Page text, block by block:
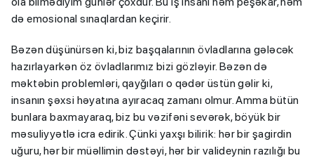
də emosional sınaqlardan keçirir.
Bəzən düşünürsən ki, biz başqalarının övladlarına gələcək
hazırlayarkən öz övladlarımız bizi gözləyir. Bəzən də
məktəbin problemləri, qayğıları o qədər üstün gəlir ki,
insanın şəxsi həyatına ayıracaq zamanı olmur. Amma bütün
bunlara baxmayaraq, biz bu vəzifəni sevərək, böyük bir
məsuliyyətlə icra edirik. Çünki yaxşı bilirik: hər bir şagirdin
uğuru, hər bir müəllimin dəstəyi, hər bir valideynin razılığı bu